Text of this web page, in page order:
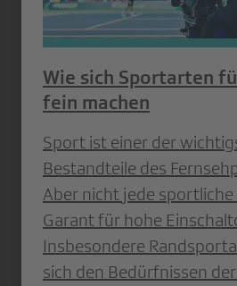
Wie sich Sportarten
fein machen
Sport ist einer der
Bestandteile des
Aber nicht jede sportliche
Garant für hohe
Insbesondere
sich den Bedürfnissen